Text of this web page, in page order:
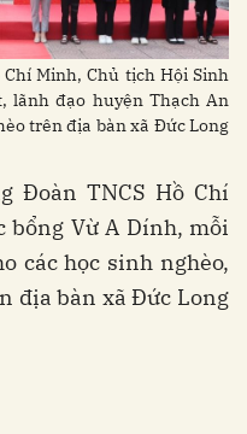
Minh, Chủ tịch Hội Sinh
lãnh đạo huyện Thạch An
trên địa bàn xã Đức Long
Đoàn TNCS Hồ Chí
bổng Vừ A Dính, mỗi
các học sinh nghèo,
địa bàn xã Đức Long